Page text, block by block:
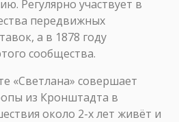
Регулярно участвует в
передвижных
а в 1878 году
сообщества.
«Светлана» совершает
из Кронштадта в
около 2-х лет живёт и